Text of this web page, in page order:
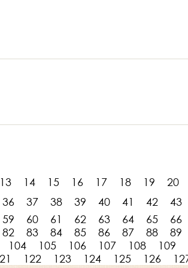
13 14 15 16 17 18 19 20
36 37 38 39 40 41 42 43
59 60 61 62 63 64 65 66
82 83 84 85 86 87 88 89
104 105 106 107 108 109
122 123 124 125 126